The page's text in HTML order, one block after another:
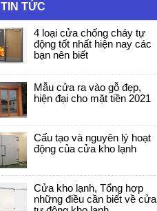
TIN TỨC
4 loại cửa chống cháy tự
động tốt nhất hiện nay các
bạn nên biết
Mẫu cửa ra vào gỗ đẹp,
hiện đại cho mặt tiền 2021
Cấu tạo và nguyên lý hoạt
động của cửa kho lạnh
Cửa kho lạnh, Tổng hợp
những điều cần biết về cửa